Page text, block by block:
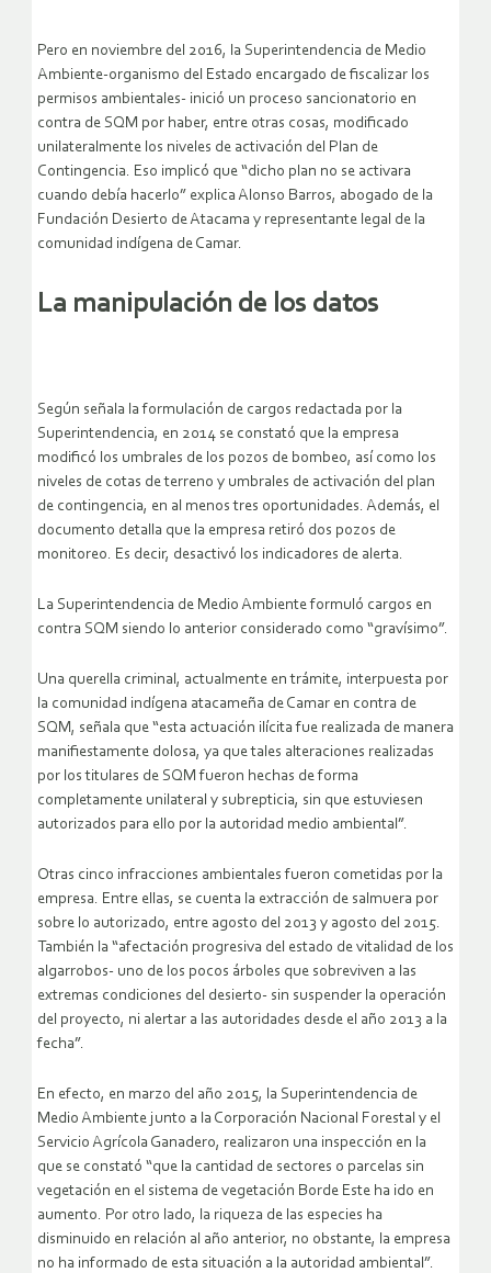
Pero en noviembre del 2016, la Superintendencia de Medio
Ambiente-organismo del Estado encargado de fiscalizar los
permisos ambientales- inició un proceso sancionatorio en
contra de SQM por haber, entre otras cosas, modificado
unilateralmente los niveles de activación del Plan de
Contingencia. Eso implicó que “dicho plan no se activara
cuando debía hacerlo” explica Alonso Barros, abogado de la
Fundación Desierto de Atacama y representante legal de la
comunidad indígena de Camar.
La manipulación de los datos
Según señala la formulación de cargos redactada por la
Superintendencia, en 2014 se constató que la empresa
modificó los umbrales de los pozos de bombeo, así como los
niveles de cotas de terreno y umbrales de activación del plan
de contingencia, en al menos tres oportunidades. Además, el
documento detalla que la empresa retiró dos pozos de
monitoreo. Es decir, desactivó los indicadores de alerta.
La Superintendencia de Medio Ambiente formuló cargos en
contra SQM siendo lo anterior considerado como “gravísimo”.
Una querella criminal, actualmente en trámite, interpuesta por
la comunidad indígena atacameña de Camar en contra de
SQM, señala que “esta actuación ilícita fue realizada de manera
manifiestamente dolosa, ya que tales alteraciones realizadas
por los titulares de SQM fueron hechas de forma
completamente unilateral y subrepticia, sin que estuviesen
autorizados para ello por la autoridad medio ambiental”.
Otras cinco infracciones ambientales fueron cometidas por la
empresa. Entre ellas, se cuenta la extracción de salmuera por
sobre lo autorizado, entre agosto del 2013 y agosto del 2015.
También la “afectación progresiva del estado de vitalidad de los
algarrobos- uno de los pocos árboles que sobreviven a las
extremas condiciones del desierto- sin suspender la operación
del proyecto, ni alertar a las autoridades desde el año 2013 a la
fecha”.
En efecto, en marzo del año 2015, la Superintendencia de
Medio Ambiente junto a la Corporación Nacional Forestal y el
Servicio Agrícola Ganadero, realizaron una inspección en la
que se constató “que la cantidad de sectores o parcelas sin
vegetación en el sistema de vegetación Borde Este ha ido en
aumento. Por otro lado, la riqueza de las especies ha
disminuido en relación al año anterior, no obstante, la empresa
no ha informado de esta situación a la autoridad ambiental”.